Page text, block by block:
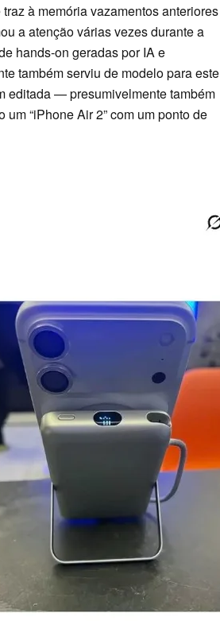
à memória vazamentos anteriores
a atenção várias vezes durante a
hands-on geradas por IA e
também serviu de modelo para este
editada — presumivelmente também
“iPhone Air 2” com um ponto de